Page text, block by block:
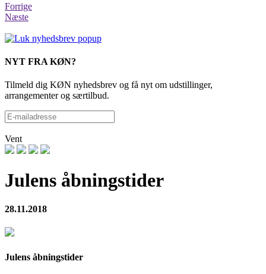
Forrige
Næste
NYT FRA KØN?
Tilmeld dig KØN nyhedsbrev og få nyt om udstillinger,
arrangementer og særtilbud.
Vent
Julens åbningstider
28.11.2018
Julens åbningstider